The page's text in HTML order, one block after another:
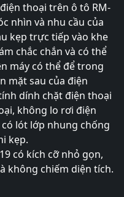
thoại trên ô tô RM-
nhìn và nhu cầu của
kẹp trực tiếp vào khe
chắc chắn và có thể
máy có thể để trong
mặt sau của điện
dính chặt điện thoại
không lo rơi điện
lót lớp nhung chống
kẹp.
có kích cỡ nhỏ gọn,
không chiếm diện tích.